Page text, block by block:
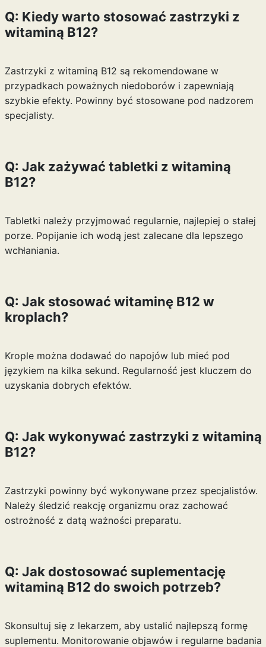
Q: Kiedy warto stosować zastrzyki z
witaminą B12?
Zastrzyki z witaminą B12 są rekomendowane w
przypadkach poważnych niedoborów i zapewniają
szybkie efekty. Powinny być stosowane pod nadzorem
specjalisty.
Q: Jak zażywać tabletki z witaminą
B12?
Tabletki należy przyjmować regularnie, najlepiej o stałej
porze. Popijanie ich wodą jest zalecane dla lepszego
wchłaniania.
Q: Jak stosować witaminę B12 w
kroplach?
Krople można dodawać do napojów lub mieć pod
językiem na kilka sekund. Regularność jest kluczem do
uzyskania dobrych efektów.
Q: Jak wykonywać zastrzyki z witaminą
B12?
Zastrzyki powinny być wykonywane przez specjalistów.
Należy śledzić reakcję organizmu oraz zachować
ostrożność z datą ważności preparatu.
Q: Jak dostosować suplementację
witaminą B12 do swoich potrzeb?
Skonsultuj się z lekarzem, aby ustalić najlepszą formę
suplementu. Monitorowanie objawów i regularne badania